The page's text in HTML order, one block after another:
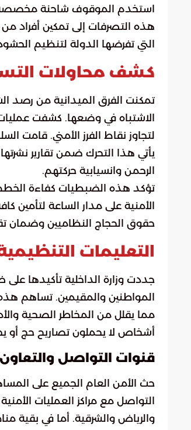
استخدم الموقوف شاحنة مخصصة
هذه التصرفات إلى تمكين أفراد
التي تفرضها الدولة لتنظيم
كشف محاولات
تمكنت الفرق الميدانية من رصد
الاشتباه في وضعها. كشفت
لتجاوز نقاط الفرز الأمني. قامت
يأتي هذا التحرك ضمن تقارير
الرحمن وانسيابية حركتهم.
تؤكد هذه الضبطيات كفاءة الخطط
الأمنية على مدار الساعة لتأمين
حقوق الحجاج النظاميين وضمان
التعليمات التنظيمية
المواطنين والمقيمين. تساهم
مما يقلل من المخاطر الصحية
أشخاص لا يحملون تصاريح حج أو
قنوات التواصل
حث الأمن العام الجميع على